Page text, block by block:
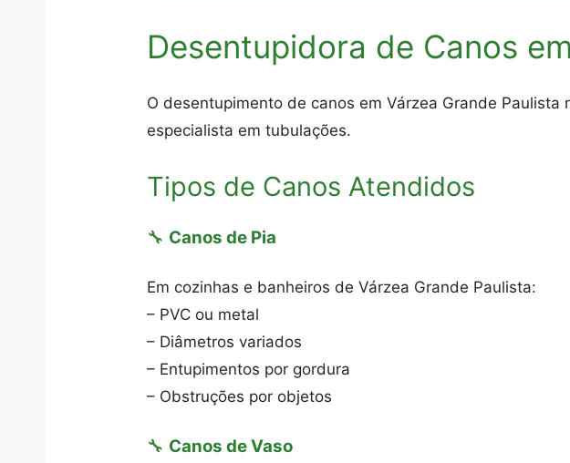
Desentupidora de Canos
O desentupimento de canos em Várzea Grande
especialista em tubulações.
Tipos de Canos Atendidos
🔧 Canos de Pia
Em cozinhas e banheiros de Várzea Grande Paulista:
– PVC ou metal
– Diâmetros variados
– Entupimentos por gordura
– Obstruções por objetos
🔧 Canos de Vaso